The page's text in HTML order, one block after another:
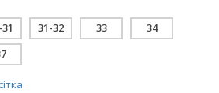
31-32 33
34